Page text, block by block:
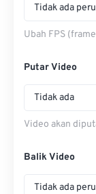
Tidak ada
Ubah FPS
Putar Video
Tidak ada
Video akan
Balik Video
Tidak ada